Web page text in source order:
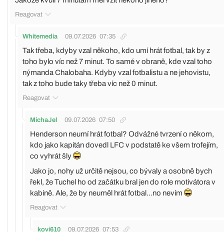
Reagovat
Whitemedia 09.07.2026 07:35
Tak třeba, kdyby vzal někoho, kdo umí hrát fotbal, tak by z
toho bylo víc než 7 minut. To samé v obraně, kde vzal toho
nýmanda Chalobaha. Kdyby vzal fotbalistu a ne jehovistu,
tak z toho bude taky třeba víc než 0 minut.
Reagovat
MichaJel 09.07.2026 07:50
Henderson neumí hrát fotbal? Odvážné tvrzení o někom,
kdo jako kapitán dovedl LFC v podstatě ke všem trofejím,
co vyhrát šly
Jako jo, nohy už určitě nejsou, co bývaly a osobně bych
řekl, že Tuchel ho od začátku bral jen do role motivátora v
kabině. Ale, že by neuměl hrát fotbal...no nevím
Reagovat
kovi610 09.07.2026 07:53